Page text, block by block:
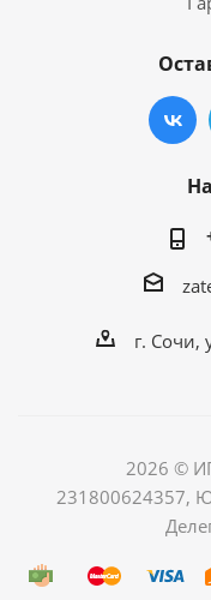
г. Сочи,
2026 ©
231800624357,